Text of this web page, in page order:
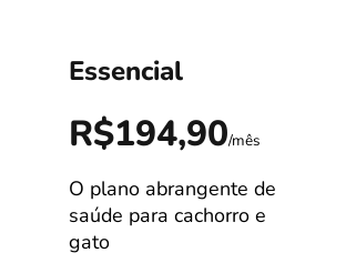
Essencial
R$194,90/mês
O plano abrangente de
saúde para cachorro e
gato